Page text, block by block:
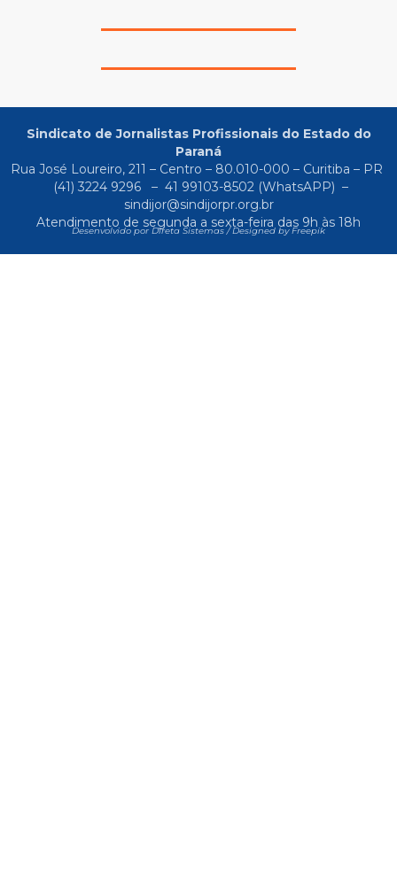
Sindicato de Jornalistas Profissionais do Estado do
Paraná
Rua José Loureiro, 211 – Centro – 80.010-000 – Curitiba – PR
(41) 3224 9296
– 41 99103-8502(WhatsAPP) –
sindijor@sindijorpr.org.br
Atendimento de segunda a sexta-feira das 9h às 18h
Desenvolvido por Direta Sistemas /Designed by Freepik